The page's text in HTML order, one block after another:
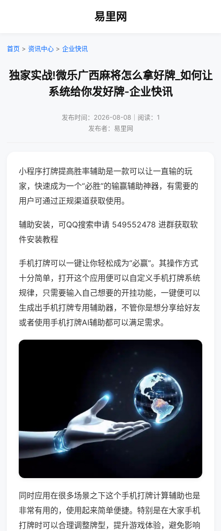
易里网
首页 > 资讯中心 > 企业快讯
独家实战!微乐广西麻将怎么拿好牌_如何让
系统给你发好牌-企业快讯
发布时间：2026-08-08｜阅读：1
发布者：易里网
小程序打牌提高胜率辅助是一款可以让一直输的玩
家，快速成为一个“必胜”的输赢辅助神器，有需要的
用户可通过正规渠道获取使用。
辅助安装，可QQ搜索申请 549552478 进群获取软
件安装教程
手机打牌可以一键让你轻松成为“必赢”。其操作方式
十分简单，打开这个应用便可以自定义手机打牌系统
规律，只需要输入自己想要的开挂功能，一键便可以
生成出手机打牌专用辅助器，不管你是想分享给好友
或者使用手机打牌AI辅助都可以满足需求。
同时应用在很多场景之下这个手机打牌计算辅助也是
非常有用的，使用起来简单便捷。特别是在大家手机
打牌时可以合理调整牌型，提升游戏体验，避免影响